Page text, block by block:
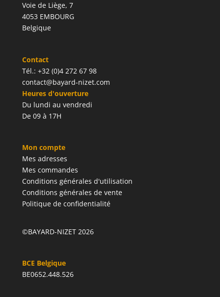
Voie de Liège, 7
4053 EMBOURG
Belgique
Contact
Tél.: +32 (0)4 272 67 98
contact@bayard-nizet.com
Heures d'ouverture
Du lundi au vendredi
De 09 à 17H
Mon compte
Mes adresses
Mes commandes
Conditions générales d'utilisation
Conditions générales de vente
Politique de confidentialité
©BAYARD-NIZET 2026
BCE Belgique
BE0652.448.526